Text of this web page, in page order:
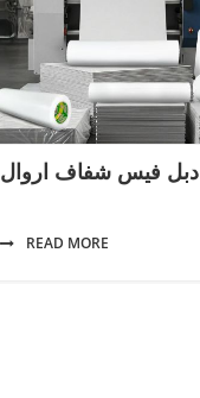
دبل فيس شفاف اروال
READ MORE